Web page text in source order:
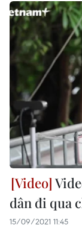
dân đi qua
15/09/2021 11:45